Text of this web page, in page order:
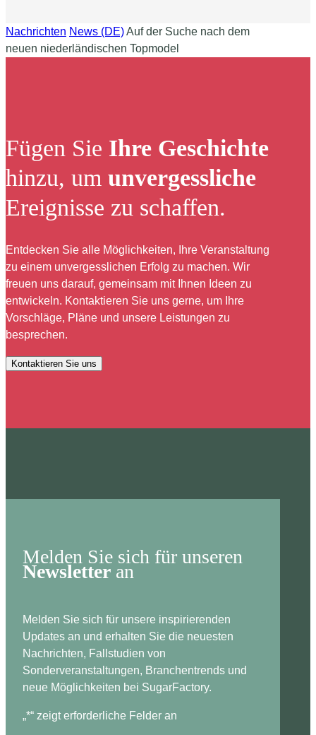
Nachrichten News (DE)Auf der Suche nach dem
neuen niederländischen Topmodel
Fügen Sie Ihre Geschichte
hinzu, um unvergessliche
Ereignisse zu schaffen.
Entdecken Sie alle Möglichkeiten, Ihre Veranstaltung
zu einem unvergesslichen Erfolg zu machen. Wir
freuen uns darauf, gemeinsam mit Ihnen Ideen zu
entwickeln. Kontaktieren Sie uns gerne, um Ihre
Vorschläge, Pläne und unsere Leistungen zu
besprechen.
Kontaktieren Sie uns
Melden Sie sich für unseren
Newsletter an
Melden Sie sich für unsere inspirierenden
Updates an und erhalten Sie die neuesten
Nachrichten, Fallstudien von
Sonderveranstaltungen, Branchentrends und
neue Möglichkeiten bei SugarFactory.
„*“ zeigt erforderliche Felder an